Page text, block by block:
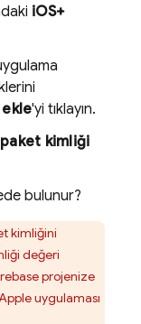
iOS+
ekle'yi tıklayın.
paket kimliği
bulunur?
kimliğini
değeri
projenize
uygulaması